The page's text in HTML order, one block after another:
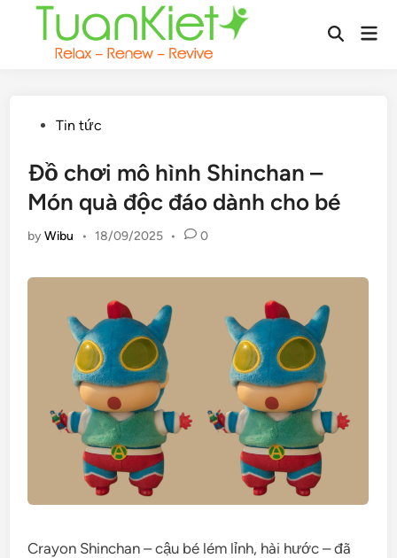
Open
PostedTin tức
Đồ chơi mô hình Shinchan –
Món quà độc đáo dành cho bé
byWibu • 18/09/2025 • 0
Crayon Shinchan – cậu bé lém lỉnh, hài hước – đã